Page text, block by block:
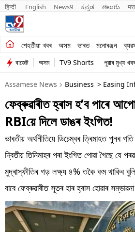
हिन्दी English News9 ಕನ್ನಡ తెలుగు
শেহতীয়া খবৰ অসম ভাৰত মনোৰঞ্জন
শেহতীয়া খবৰ
অসম
ভাৰত
মনোৰঞ্জন
ব্যৱসায়
শিক্ষা
খেল
জীৱনশৈলী
বিশ্ব
বাজেট অসম TV9 Shorts পুৱাৰ মুখ্য খবৰ
Assamese News Business > Easing
ফেব্ৰুৱাৰীত হ্ৰাস হ’ব পাৰে
RBIয়ে দিলে ডাঙৰ ইংগিত!
ভাৰতীয় অৰ্থনীতিয়ে ডিচেম্বৰ ত্ৰিমাহত পুনৰ
দ্বিতীয় তিনিমাহৰ পৰা ইংগিত পোৱা গৈছে যে
মুদ্ৰাস্ফীতিৰ গড় লক্ষ্য ৪% তকৈ কম থাকিব
বাবে ফেব্ৰুৱাৰীত সূতৰ হাৰ হ্ৰাস হোৱাৰ